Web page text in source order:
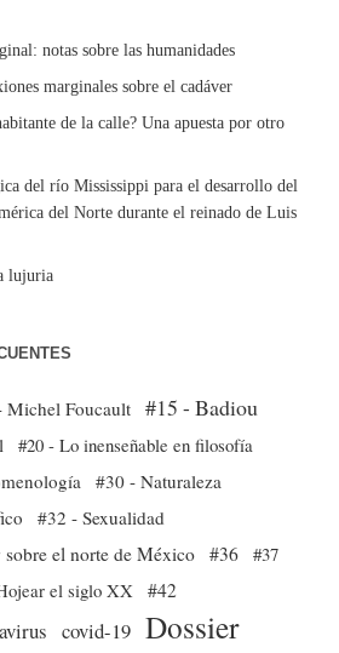
notas sobre las humanidades
marginales sobre el cadáver
de la calle? Una apuesta por otro
del río Mississippi para el desarrollo del
del Norte durante el reinado de Luis
lujuria
Michel Foucault #15 - Badiou
#20 - Lo inenseñable en filosofía
#30 - Naturaleza
#32 - Sexualidad
el norte de México #36 #37
el siglo XX #42
covid-19 Dossier